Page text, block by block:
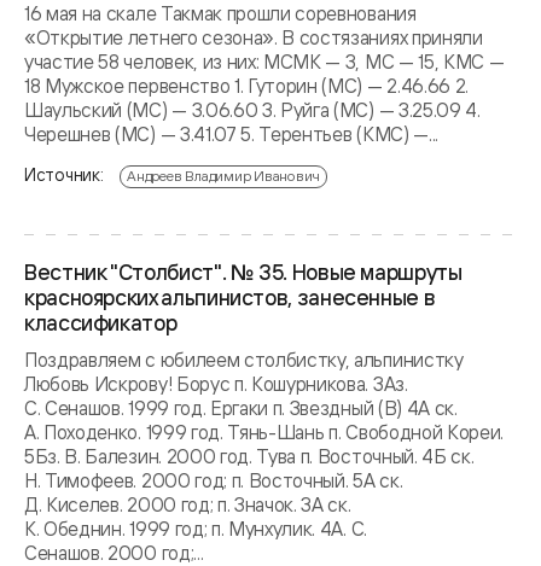
16 мая на скале Такмак прошли соревнования
«Открытие летнего сезона». В состязаниях приняли
участие 58 человек, из них: МСМК — 3, МС — 15, КМС —
18 Мужское первенство 1. Гуторин (МС) — 2.46.66 2.
Шаульский (МС) — 3.06.60 3. Руйга (МС) — 3.25.09 4.
Черешнев (МС) — 3.41.07 5. Терентьев (КМС) —...
Источник: Андреев Владимир Иванович
Вестник "Столбист". № 35. Новые маршруты
красноярских альпинистов, занесенные в
классификатор
Поздравляем с юбилеем столбистку, альпинистку
Любовь Искрову! Борус п. Кошурникова. 3Аз.
С. Сенашов. 1999 год. Ергаки п. Звездный (В) 4А ск.
А. Походенко. 1999 год. Тянь-Шань п. Свободной Кореи.
5Бз. В. Балезин. 2000 год. Тува п. Восточный. 4Б cк.
Н. Тимофеев. 2000 год; п. Восточный. 5А cк.
Д. Киселев. 2000 год; п. Значок. 3А cк.
К. Обеднин. 1999 год; п. Мунхулик. 4А. С.
Сенашов. 2000 год;...